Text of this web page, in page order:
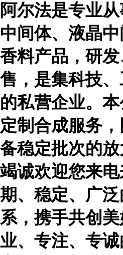
阿尔法是专业
中间体、液晶中
香料产品，研
售，是集科技
的私营企业。
定制合成服务
备稳定批次的放
竭诚欢迎您来
期、稳定、广
系，携手共创
业、专注、专